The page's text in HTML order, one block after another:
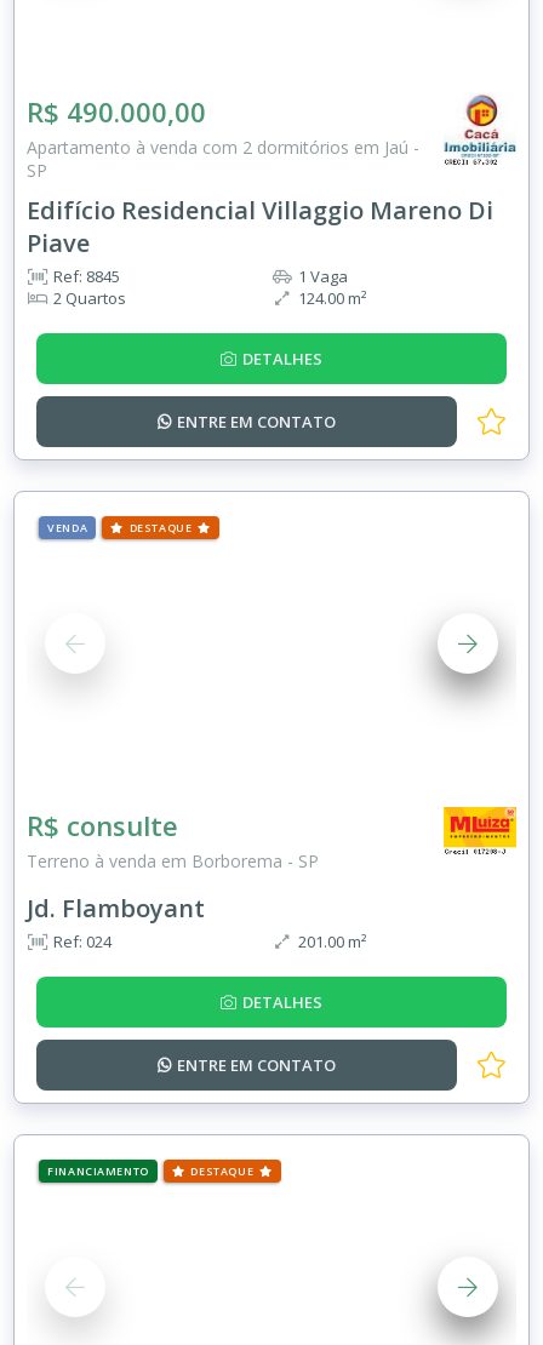
R$ 490.000,00
Apartamento à venda com 2 dormitórios em Jaú -
SP
Edifício Residencial Villaggio Mareno Di
Piave
Ref: 8845
2 Quartos
1 Vaga
124.00 m²
DETALHES
ENTRE EM CONTATO
VENDA DESTAQUE
R$ consulte
Terreno à venda em Borborema - SP
Jd. Flamboyant
Ref: 024 201.00 m²
DETALHES
ENTRE EM CONTATO
FINANCIAMENTO DESTAQUE